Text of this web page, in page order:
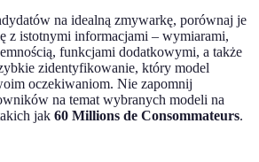
na idealną zmywarkę, porównaj je
z istotnymi informacjami – wymiarami,
funkcjami dodatkowymi, a także
zidentyfikowanie, który model
oczekiwaniom. Nie zapomnij
na temat wybranych modeli na
jak 60 Millions de Consommateurs.